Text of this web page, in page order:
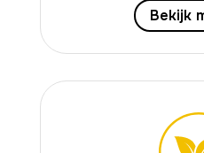
Bekijk